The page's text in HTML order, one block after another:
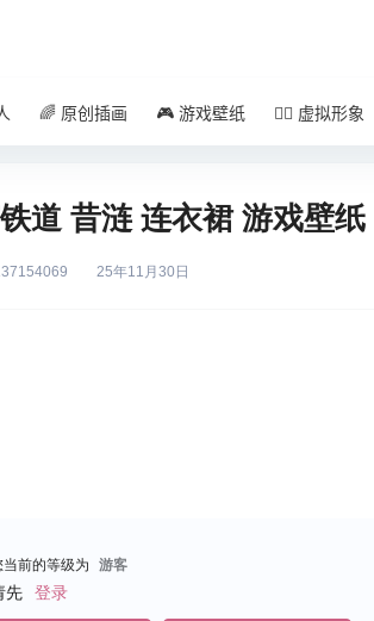
🌈 原创插画 🎮 游戏壁纸 🧚‍♀️ 虚拟形象
道 昔涟 连衣裙 游戏壁纸
25年11月30日
当前的等级为 游客
先 登录